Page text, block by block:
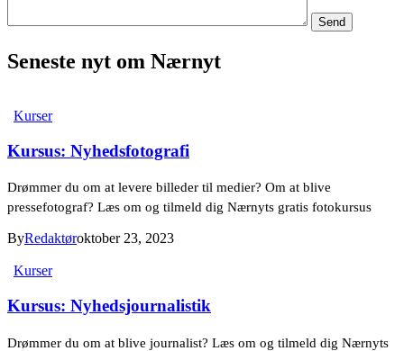
Seneste nyt om Nærnyt
Kurser
Kursus: Nyhedsfotografi
Drømmer du om at levere billeder til medier? Om at blive
pressefotograf? Læs om og tilmeld dig Nærnyts gratis fotokursus
ByRedaktøroktober 23, 2023
Kurser
Kursus: Nyhedsjournalistik
Drømmer du om at blive journalist? Læs om og tilmeld dig Nærnyts